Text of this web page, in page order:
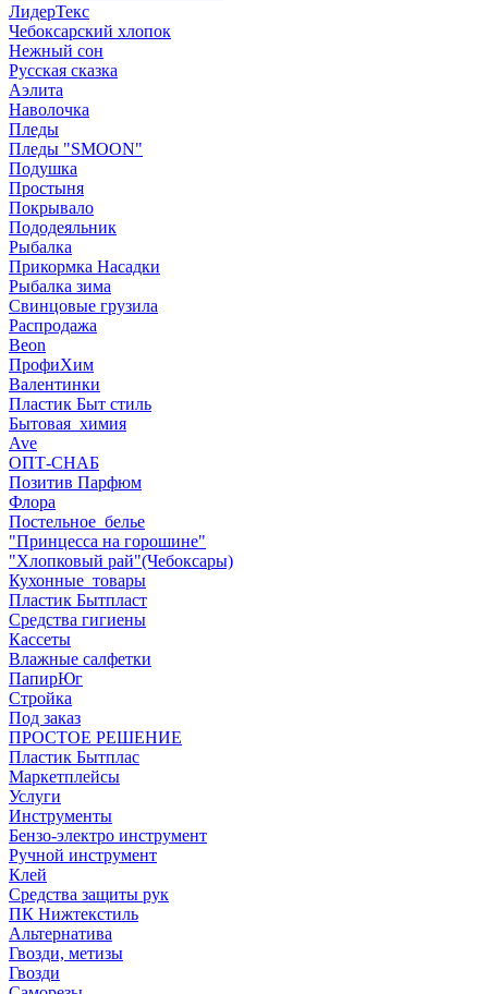
ЛидерТекс
Чебоксарский хлопок
Нежный сон
Русская сказка
Аэлита
Наволочка
Пледы
Пледы "SMOON"
Подушка
Простыня
Покрывало
Пододеяльник
Рыбалка
Прикормка Насадки
Рыбалка зима
Свинцовые грузила
Распродажа
Beon
ПрофиХим
Валентинки
Пластик Быт стиль
Бытовая_химия
Ave
ОПТ-СНАБ
Позитив Парфюм
Флора
Постельное_белье
"Принцесса на горошине"
"Хлопковый рай"(Чебоксары)
Кухонные_товары
Пластик Бытпласт
Средства гигиены
Кассеты
Влажные салфетки
ПапирЮг
Стройка
Под заказ
ПРОСТОЕ РЕШЕНИЕ
Пластик Бытплас
Маркетплейсы
Услуги
Инструменты
Бензо-электро инструмент
Ручной инструмент
Клей
Средства защиты рук
ПК Нижтекстиль
Альтернатива
Гвозди, метизы
Гвозди